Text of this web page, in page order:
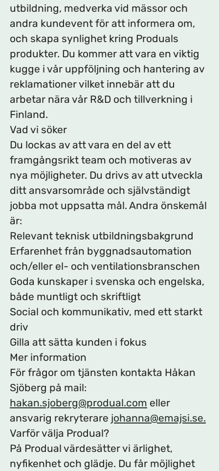
utbildning, medverka vid mässor och
andra kundevent för att informera om,
och skapa synlighet kring Produals
produkter. Du kommer att vara en viktig
kugge i vår uppföljning och hantering av
reklamationer vilket innebär att du
arbetar nära vår R&D och tillverkning i
Finland.
Vad vi söker
Du lockas av att vara en del av ett
framgångsrikt team och motiveras av
nya möjligheter. Du drivs av att utveckla
ditt ansvarsområde och självständigt
jobba mot uppsatta mål. Andra önskemål
är:
Relevant teknisk utbildningsbakgrund
Erfarenhet från byggnadsautomation
och/eller el- och ventilationsbranschen
Goda kunskaper i svenska och engelska,
både muntligt och skriftligt
Social och kommunikativ, med ett starkt
driv
Gilla att sätta kunden i fokus
Mer information
För frågor om tjänsten kontakta Håkan
Sjöberg på mail:
hakan.sjoberg@produal.com eller
ansvarig rekryterare johanna@emajsi.se.
Varför välja Produal?
På Produal värdesätter vi ärlighet,
nyfikenhet och glädje. Du får möjlighet